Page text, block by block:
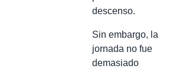
descenso.
Sin embargo, la
jornada no fue
demasiado